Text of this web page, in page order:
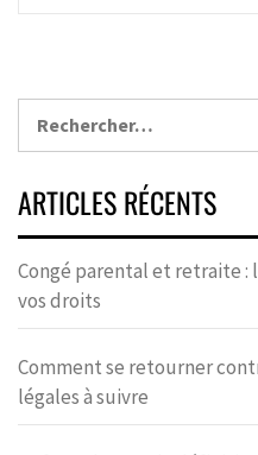
ARTICLES RÉCENTS
Congé parental et retraite :
vos droits
Comment se retourner
légales à suivre